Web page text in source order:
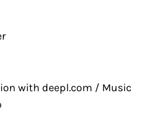
with deepl.com / Music